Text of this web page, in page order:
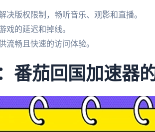
决版权限制，畅听音乐、观影和直播。
戏的延迟和掉线。
流畅且快速的访问体验。
番茄回国加速器